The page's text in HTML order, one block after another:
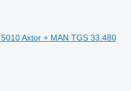
Axtor + MAN TGS 33.480